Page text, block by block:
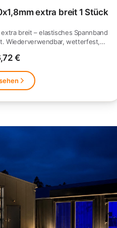
extra breit 1 Stück
breit – elastisches Spannband
Wiederverwendbar, wetterfest,…
€